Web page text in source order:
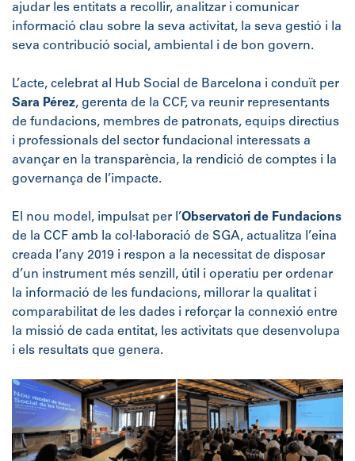
ajudar les entitats a recollir, analitzar i comunicar
informació clau sobre la seva activitat, la seva gestió i la
seva contribució social, ambiental i de bon govern.
L’acte, celebrat al Hub Social de Barcelona i conduït per
Sara Pérez, gerenta de la CCF, va reunir representants
de fundacions, membres de patronats, equips directius
i professionals del sector fundacional interessats a
avançar en la transparència, la rendició de comptes i la
governança de l’impacte.
El nou model, impulsat per l’Observatori de Fundacions
de la CCF amb la col·laboració de SGA, actualitza l’eina
creada l’any 2019 i respon a la necessitat de disposar
d’un instrument més senzill, útil i operatiu per ordenar
la informació de les fundacions, millorar la qualitat i
comparabilitat de les dades i reforçar la connexió entre
la missió de cada entitat, les activitats que desenvolupa
i els resultats que genera.